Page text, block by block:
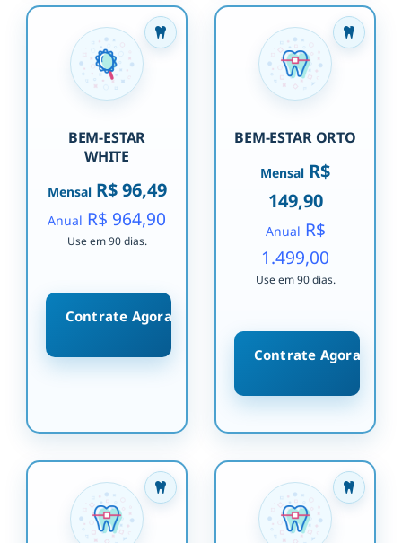
BEM-ESTAR
WHITE
MensalR$ 96,49
Anual R$ 964,90
Use em 90 dias.
Contrate Agora
BEM-ESTAR ORTO
Mensal R$
149,90
Anual R$
1.499,00
Use em 90 dias.
Contrate Agora